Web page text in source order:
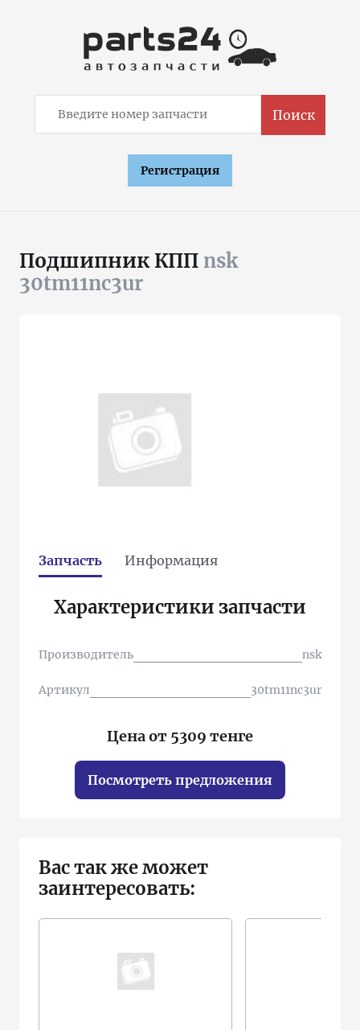
Поиск
Регистрация
Подшипник КПП nsk
30tm11nc3ur
Запчасть Информация
Характеристики запчасти
Производитель nsk
Артикул 30tm11nc3ur
Цена от 5309 тенге
Посмотреть предложения
Вас так же может
заинтересовать: